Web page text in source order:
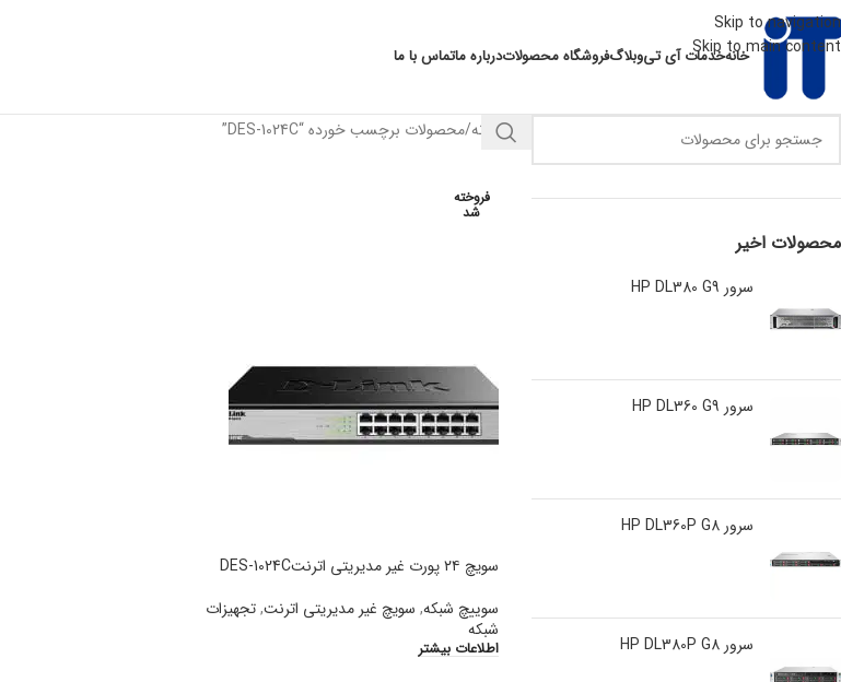
Skip to navigation
Skip to main content
خانهخدمات آی تیوبلاگفروشگاه محصولاتدرباره ماتماس با ما
محصولات اخیر
سرور HP DL380 G9
سرور HP DL360 G9
سرور HP DL360P G8
سرور HP DL380P G8
خانه محصولات برچسب خورده “DES-1024C”
فروخته
شد
سویچ ۲۴ پورت غیر مدیریتی اترنتDES-1024C
سوییچ شبکه, سویچ غیر مدیریتی اترنت,تجهیزات
شبکه
اطلاعات بیشتر